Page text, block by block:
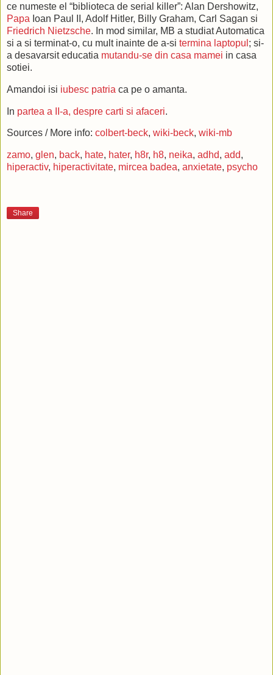
ce numeste el “biblioteca de serial killer”: Alan Dershowitz,
Papa Ioan Paul II, Adolf Hitler, Billy Graham, Carl Sagan si
Friedrich Nietzsche. In mod similar, MB a studiat Automatica
si a si terminat-o, cu mult inainte de a-si termina laptopul ; si-
a desavarsit educatia mutandu-se din casa mamei in casa
sotiei.
Amandoi isi iubesc patria ca pe o amanta.
In partea a II-a, despre carti si afaceri.
Sources / More info: colbert-beck, wiki-beck, wiki-mb
zamo, glen, back, hate, hater, h8r, h8, neika, adhd, add,
hiperactiv, hiperactivitate, mircea badea, anxietate, psycho
Share